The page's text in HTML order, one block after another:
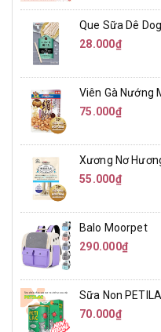
Que Sữa Dê
28.000₫
Viên Gà Nướng
75.000₫
Xương Nơ
55.000₫
Balo Moorpet
290.000₫
Sữa Non
70.000₫